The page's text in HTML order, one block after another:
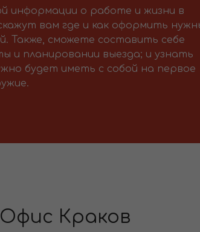
информации о работе и жизни в
вам где и как оформить
Также, сможете составить себе
и планировании выезда; и узнать
будет иметь с собой на первое
Офис Краков